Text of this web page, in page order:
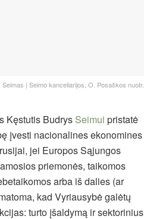
Seimas | Seimo kanceliarijos, O. Posaškos nuotr.
Kęstutis Budrys Seimui pristatė
įvesti nacionalines ekonomines
jei Europos Sąjungos
priemonės, taikomos
arba iš dalies (ar
kad Vyriausybė galėtų
turto įšaldymą ir sektorinius